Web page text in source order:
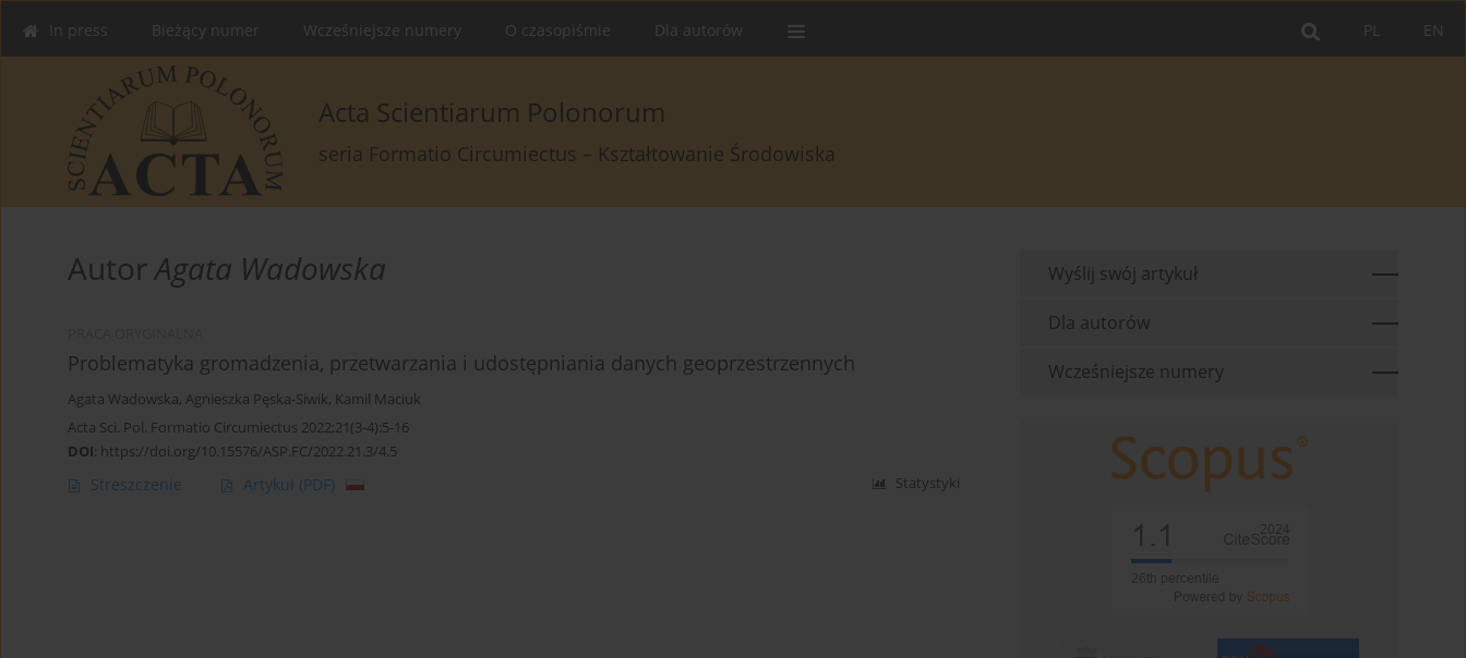
EN
PL
In press Bieżący numer Wcześniejsze numery O czasopiśmie Dla autorów
Acta Scientiarum Polonorum
seria Formatio Circumiectus – Kształtowanie Środowiska
AutorAgata Wadowska
Problematyka gromadzenia, przetwarzania i udostępniania danych geoprzestrzennych
Agata Wadowska, Agnieszka Pęska-Siwik, Kamil Maciuk
Acta Sci. Pol. Formatio Circumiectus 2022;21(3-4):5-16
DOI: https://doi.org/10.15576/ASP.FC/2022.21.3/4.5
Streszczenie Artykuł (PDF) Statystyki
Wyślij swój artykuł
Dla autorów
Wcześniejsze numery